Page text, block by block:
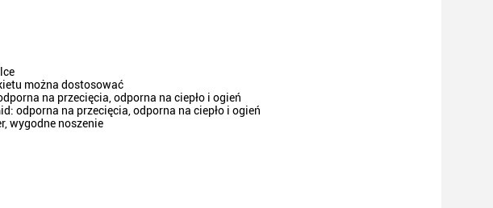
można dostosować
na przecięcia, odporna na ciepło i ogień
odporna na przecięcia, odporna na ciepło i ogień
wygodne noszenie